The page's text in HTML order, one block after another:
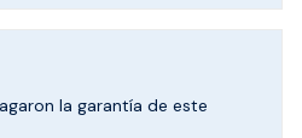
la garantía de este